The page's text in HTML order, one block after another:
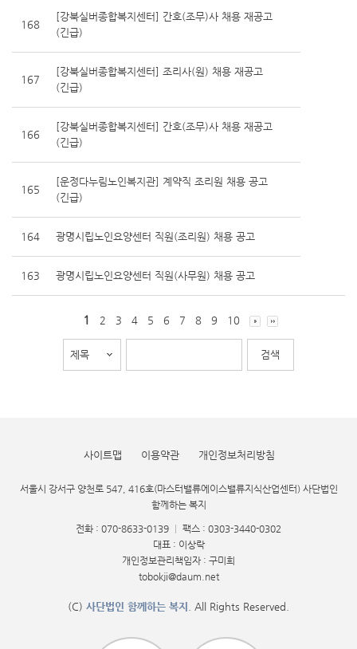
168
[강북실버종합복지센터] 간호(조무)사 채용 재공고
(긴급)
167
[강북실버종합복지센터] 조리사(원) 채용 재공고
(긴급)
166
[강북실버종합복지센터] 간호(조무)사 채용 재공고
(긴급)
165
[운정다누림노인복지관] 계약직 조리원 채용 공고
(긴급)
164 광명시립노인요양센터 직원(조리원) 채용 공고
163 광명시립노인요양센터 직원(사무원) 채용 공고
1 2 3 4 5 6 7 8 9 10
사이트맵 이용약관 개인정보처리방침
서울시 강서구 양천로 547, 416호(마스터밸류에이스밸류지식산업센터) 사단법인
함께하는 복지
전화 : 070-8633-0139
팩스 : 0303-3440-0302
대표 : 이상락
개인정보관리책임자 : 구미희
tobokji@daum.net
(C) 사단법인 함께하는 복지 . All Rights Reserved.